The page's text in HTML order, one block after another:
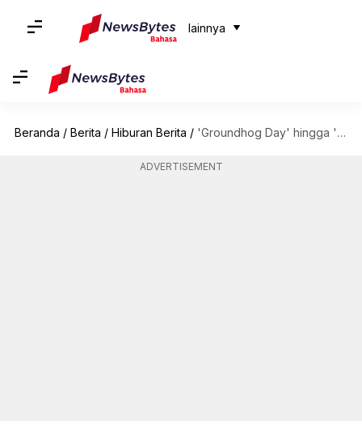
lainnya
Beranda / Berita / Hiburan Berita / 'Groundhog Day' hingga 'Source Code': 5 film putaran waktu teratas
ADVERTISEMENT